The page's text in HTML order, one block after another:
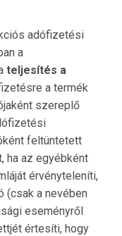
adófizetési
a
teljesítés a
a termék
szereplő
feltüntetett
ha az egyébként
érvényteleníti,
(csak a nevében
eseményről
értesíti, hogy